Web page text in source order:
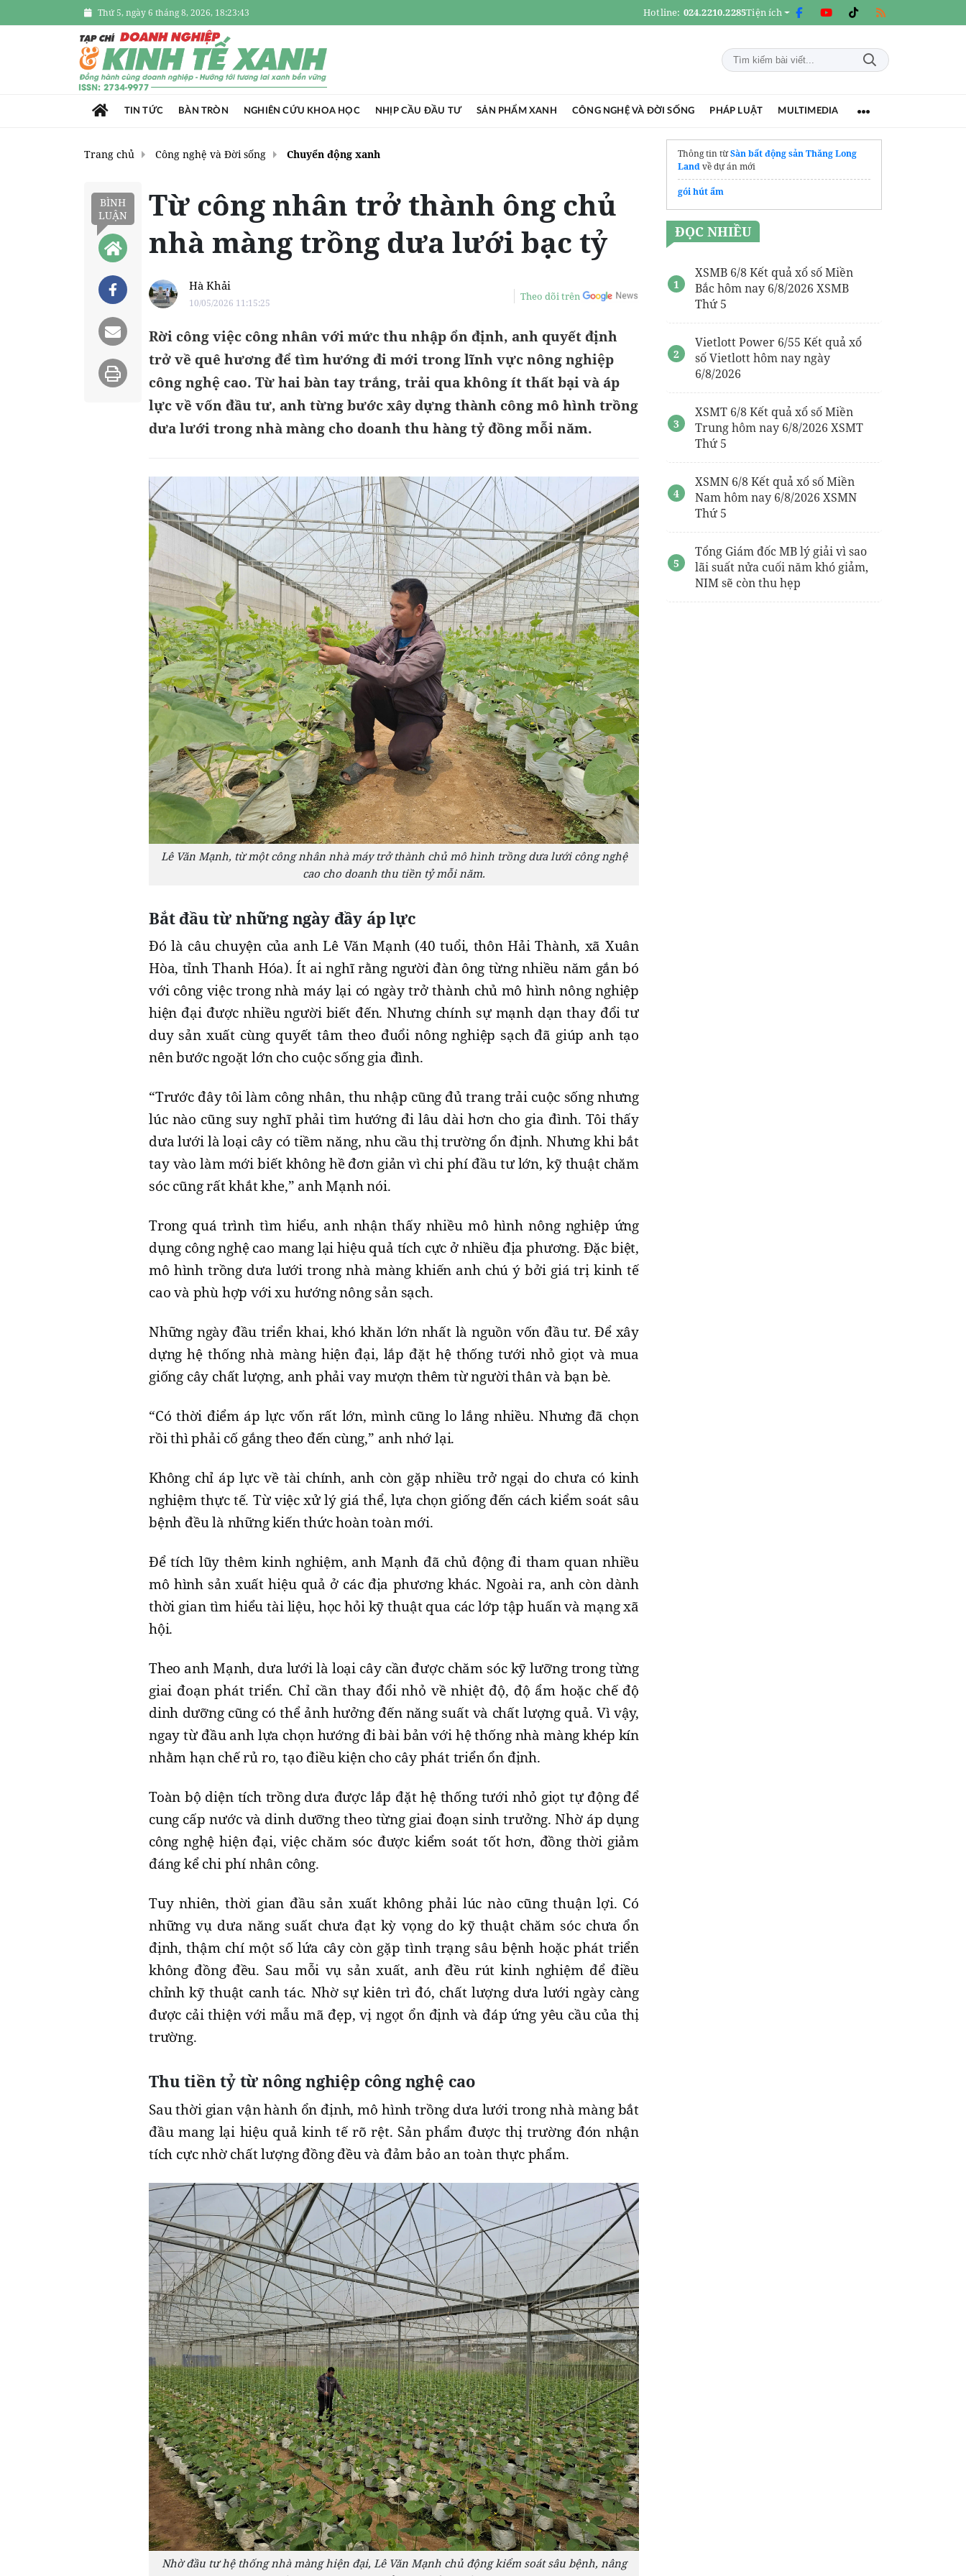
Thứ 5, ngày 6 tháng 8, 2026, 18:23:44 Hotline: 024.2210.2285Tiện ích
TIN TỨC BÀN TRÒN NGHIÊN CỨU KHOA HỌC NHỊP CẦU ĐẦU TƯ SẢN PHẨM XANH CÔNG NGHỆ VÀ ĐỜI SỐNG PHÁP LUẬT MULTIMEDIA
Trang chủ Công nghệ và Đời sống Chuyển động xanh
BÌNH
LUẬN
Từ công nhân trở thành ông chủ
nhà màng trồng dưa lưới bạc tỷ
Hà Khải
10/05/2026 11:15:25
Theo dõi trên
Rời công việc công nhân với mức thu nhập ổn định, anh quyết định
trở về quê hương để tìm hướng đi mới trong lĩnh vực nông nghiệp
công nghệ cao. Từ hai bàn tay trắng, trải qua không ít thất bại và áp
lực về vốn đầu tư, anh từng bước xây dựng thành công mô hình trồng
dưa lưới trong nhà màng cho doanh thu hàng tỷ đồng mỗi năm.
Lê Văn Mạnh, từ một công nhân nhà máy trở thành chủ mô hình trồng dưa lưới công nghệ
cao cho doanh thu tiền tỷ mỗi năm.
Bắt đầu từ những ngày đầy áp lực
Đó là câu chuyện của anh Lê Văn Mạnh (40 tuổi, thôn Hải Thành, xã Xuân
Hòa, tỉnh Thanh Hóa). Ít ai nghĩ rằng người đàn ông từng nhiều năm gắn bó
với công việc trong nhà máy lại có ngày trở thành chủ mô hình nông nghiệp
hiện đại được nhiều người biết đến. Nhưng chính sự mạnh dạn thay đổi tư
duy sản xuất cùng quyết tâm theo đuổi nông nghiệp sạch đã giúp anh tạo
nên bước ngoặt lớn cho cuộc sống gia đình.
“Trước đây tôi làm công nhân, thu nhập cũng đủ trang trải cuộc sống nhưng
lúc nào cũng suy nghĩ phải tìm hướng đi lâu dài hơn cho gia đình. Tôi thấy
dưa lưới là loại cây có tiềm năng, nhu cầu thị trường ổn định. Nhưng khi bắt
tay vào làm mới biết không hề đơn giản vì chi phí đầu tư lớn, kỹ thuật chăm
sóc cũng rất khắt khe,” anh Mạnh nói.
Trong quá trình tìm hiểu, anh nhận thấy nhiều mô hình nông nghiệp ứng
dụng công nghệ cao mang lại hiệu quả tích cực ở nhiều địa phương. Đặc biệt,
mô hình trồng dưa lưới trong nhà màng khiến anh chú ý bởi giá trị kinh tế
cao và phù hợp với xu hướng nông sản sạch.
Những ngày đầu triển khai, khó khăn lớn nhất là nguồn vốn đầu tư. Để xây
dựng hệ thống nhà màng hiện đại, lắp đặt hệ thống tưới nhỏ giọt và mua
giống cây chất lượng, anh phải vay mượn thêm từ người thân và bạn bè.
“Có thời điểm áp lực vốn rất lớn, mình cũng lo lắng nhiều. Nhưng đã chọn
rồi thì phải cố gắng theo đến cùng,” anh nhớ lại.
Không chỉ áp lực về tài chính, anh còn gặp nhiều trở ngại do chưa có kinh
nghiệm thực tế. Từ việc xử lý giá thể, lựa chọn giống đến cách kiểm soát sâu
bệnh đều là những kiến thức hoàn toàn mới.
Để tích lũy thêm kinh nghiệm, anh Mạnh đã chủ động đi tham quan nhiều
mô hình sản xuất hiệu quả ở các địa phương khác. Ngoài ra, anh còn dành
thời gian tìm hiểu tài liệu, học hỏi kỹ thuật qua các lớp tập huấn và mạng xã
hội.
Theo anh Mạnh, dưa lưới là loại cây cần được chăm sóc kỹ lưỡng trong từng
giai đoạn phát triển. Chỉ cần thay đổi nhỏ về nhiệt độ, độ ẩm hoặc chế độ
dinh dưỡng cũng có thể ảnh hưởng đến năng suất và chất lượng quả. Vì vậy,
ngay từ đầu anh lựa chọn hướng đi bài bản với hệ thống nhà màng khép kín
nhằm hạn chế rủ ro, tạo điều kiện cho cây phát triển ổn định.
Toàn bộ diện tích trồng dưa được lắp đặt hệ thống tưới nhỏ giọt tự động để
cung cấp nước và dinh dưỡng theo từng giai đoạn sinh trưởng. Nhờ áp dụng
công nghệ hiện đại, việc chăm sóc được kiểm soát tốt hơn, đồng thời giảm
đáng kể chi phí nhân công.
Tuy nhiên, thời gian đầu sản xuất không phải lúc nào cũng thuận lợi. Có
những vụ dưa năng suất chưa đạt kỳ vọng do kỹ thuật chăm sóc chưa ổn
định, thậm chí một số lứa cây còn gặp tình trạng sâu bệnh hoặc phát triển
không đồng đều. Sau mỗi vụ sản xuất, anh đều rút kinh nghiệm để điều
chỉnh kỹ thuật canh tác. Nhờ sự kiên trì đó, chất lượng dưa lưới ngày càng
được cải thiện với mẫu mã đẹp, vị ngọt ổn định và đáp ứng yêu cầu của thị
trường.
Thu tiền tỷ từ nông nghiệp công nghệ cao
Sau thời gian vận hành ổn định, mô hình trồng dưa lưới trong nhà màng bắt
đầu mang lại hiệu quả kinh tế rõ rệt. Sản phẩm được thị trường đón nhận
tích cực nhờ chất lượng đồng đều và đảm bảo an toàn thực phẩm.
Nhờ đầu tư hệ thống nhà màng hiện đại, Lê Văn Mạnh chủ động kiểm soát sâu bệnh, nâng
Thông tin từSàn bất động sản Thăng Long
Landvề dự án mới
gói hút ẩm
ĐỌC NHIỀU
XSMB 6/8 Kết quả xổ số Miền
Bắc hôm nay 6/8/2026 XSMB
Thứ 5
Vietlott Power 6/55 Kết quả xổ
số Vietlott hôm nay ngày
6/8/2026
XSMT 6/8 Kết quả xổ số Miền
Trung hôm nay 6/8/2026 XSMT
Thứ 5
XSMN 6/8 Kết quả xổ số Miền
Nam hôm nay 6/8/2026 XSMN
Thứ 5
Tổng Giám đốc MB lý giải vì sao
lãi suất nửa cuối năm khó giảm,
NIM sẽ còn thu hẹp